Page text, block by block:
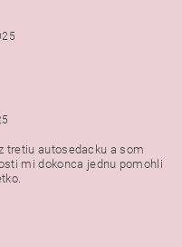
tretiu autosedacku a som
mi dokonca jednu pomohli